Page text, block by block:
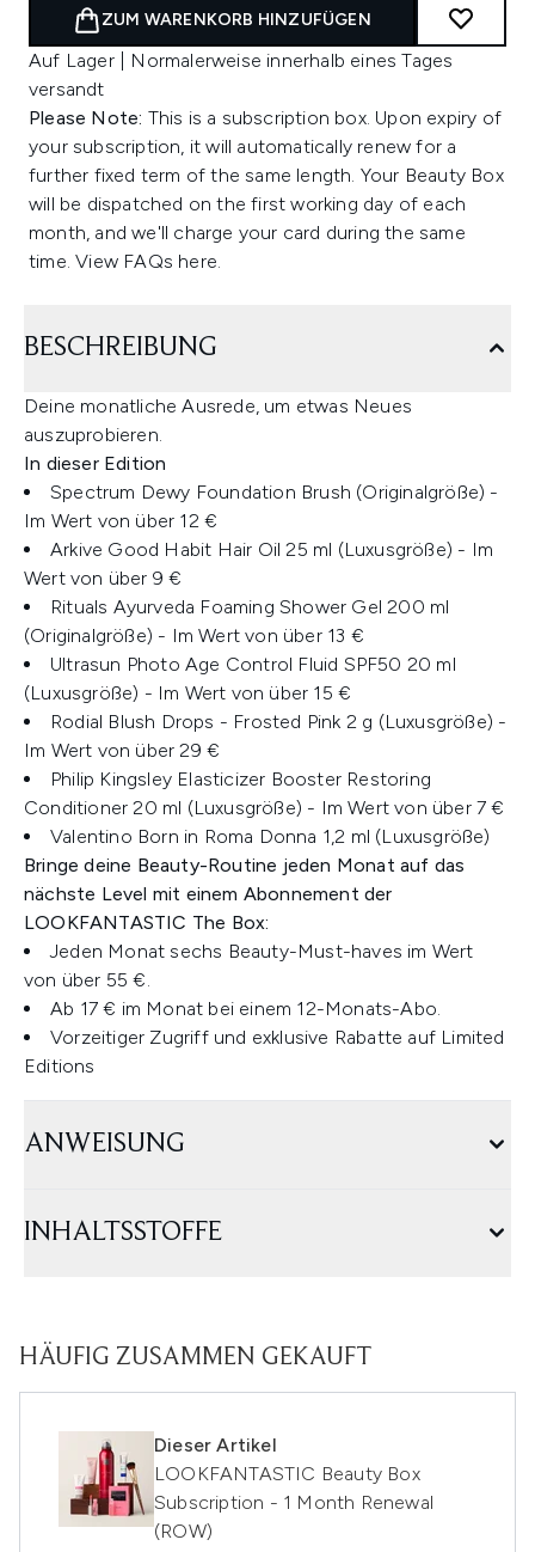
ZUM WARENKORB HINZUFÜGEN
Auf Lager | Normalerweise innerhalb eines Tages
versandt
Please Note: This is a subscription box. Upon expiry of
your subscription, it will automatically renew for a
further fixed term of the same length. Your Beauty Box
will be dispatched on the first working day of each
month, and we'll charge your card during the same
time. View FAQs here.
BESCHREIBUNG
Deine monatliche Ausrede, um etwas Neues
auszuprobieren.
In dieser Edition
Spectrum Dewy Foundation Brush (Originalgröße) -
Im Wert von über 12 €
Arkive Good Habit Hair Oil 25 ml (Luxusgröße) - Im
Wert von über 9 €
Rituals Ayurveda Foaming Shower Gel 200 ml
(Originalgröße) - Im Wert von über 13 €
Ultrasun Photo Age Control Fluid SPF50 20 ml
(Luxusgröße) - Im Wert von über 15 €
Rodial Blush Drops - Frosted Pink 2 g (Luxusgröße) -
Im Wert von über 29 €
Philip Kingsley Elasticizer Booster Restoring
Conditioner 20 ml (Luxusgröße) - Im Wert von über 7 €
Valentino Born in Roma Donna 1,2 ml (Luxusgröße)
Bringe deine Beauty-Routine jeden Monat auf das
nächste Level mit einem Abonnement der
LOOKFANTASTIC The Box:
Jeden Monat sechs Beauty-Must-haves im Wert
von über 55 €.
Ab 17 € im Monat bei einem 12-Monats-Abo.
Vorzeitiger Zugriff und exklusive Rabatte auf Limited
Editions
ANWEISUNG
INHALTSSTOFFE
HÄUFIG ZUSAMMEN GEKAUFT
Dieser Artikel
LOOKFANTASTIC Beauty Box
Subscription - 1 Month Renewal
(ROW)